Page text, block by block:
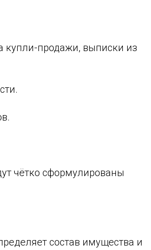
купли-продажи, выписки из
чётко сформулированы
состав имущества и